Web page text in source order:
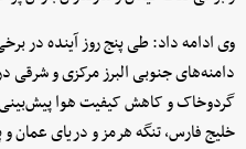
وی ادامه داد: طی پنج روز آینده در
دامنه‌های جنوبی البرز مرکزی و
گردوخاک و کاهش کیفیت هوا
خلیج فارس، تنگه هرمز و دریای عمان